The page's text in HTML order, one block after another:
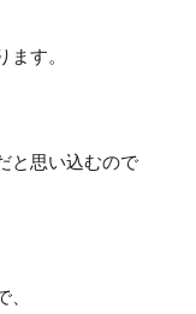
す。
と思い込むので